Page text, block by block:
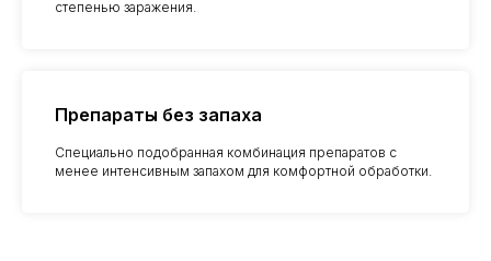
степенью заражения.
Препараты без запаха
Специально подобранная комбинация препаратов с
менее интенсивным запахом для комфортной обработки.